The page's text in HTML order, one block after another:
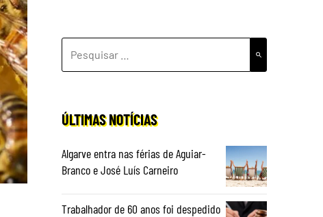
POR:
ÚLTIMAS NOTÍCIAS
Algarve entra nas férias de Aguiar-
Branco e José Luís Carneiro
Trabalhador de 60 anos foi despedido